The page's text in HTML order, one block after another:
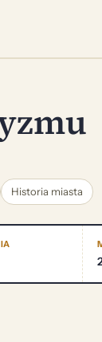
Historia miasta